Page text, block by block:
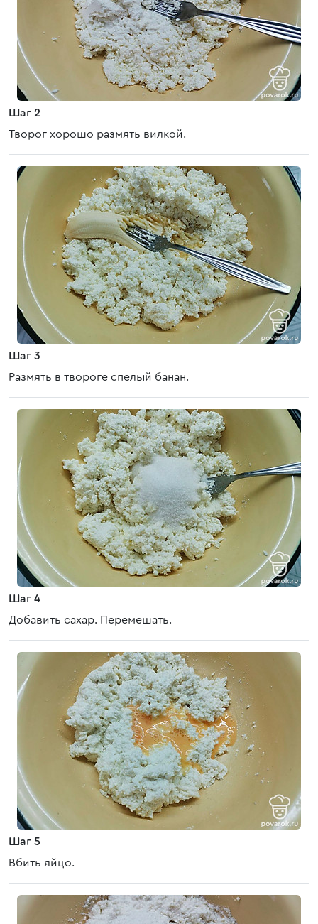
Шаг 2
Творог хорошо размять вилкой.
Шаг 3
Размять в твороге спелый банан.
Шаг 4
Добавить сахар. Перемешать.
Шаг 5
Вбить яйцо.